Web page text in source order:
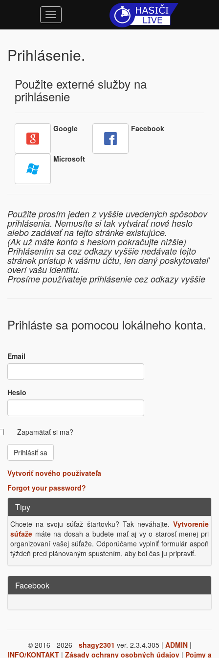
Prihlásenie.
Použite externé služby na
prihlásenie
Google Facebook
Microsoft
Použite prosím jeden z vyššie uvedených spôsobov
prihlásenia. Nemusíte si tak vytvárať nové heslo
alebo zadávať na tejto stránke existujúce.
(Ak už máte konto s heslom pokračujte nižšie)
Prihlásením sa cez odkazy vyššie nedávate tejto
stránek prístup k vášmu účtu, len daný poskytovateľ
overí vašu identitu.
Prosíme používateje prihlásenie cez odkazy vyššie
Prihláste sa pomocou lokálneho konta.
Email
Heslo
Zapamätať si ma?
Vytvoriť nového používateľa
Forgot your password?
Tipy
Chcete na svoju súťaž štartovku? Tak neváhajte. Vytvorenie
súťaže máte na dosah a budete mať aj vy o starosť menej pri
organizovaní vašej súťaže. Odporúčame vyplniť formulár aspoň
týždeň pred plánovaným spustením, aby bol čas ju pripraviť.
Facebook
© 2016 - 2026 - shagy2301 ver. 2.3.4.305 | ADMIN|
INFO/KONTAKT| Zásady ochrany osobných údajov| Pojmy a